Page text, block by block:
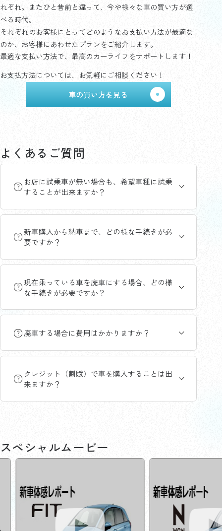
れぞれ。またひと昔前と違って、今や様々な車の買い方が選
べる時代。
それぞれのお客様にとってどのようなお支払い方法が最適な
のか、お客様にあわせたプランをご紹介します。
最適な支払い方法で、最高のカーライフをサポートします！
お支払方法については、お気軽にご相談ください！
車の買い方を見る
よくあるご質問
お店に試乗車が無い場合も、希望車種に試乗
することが出来ますか？
新車購入から納車まで、どの様な手続きが必
要ですか？
現在乗っている車を廃車にする場合、どの様
な手続きが必要ですか？
廃車する場合に費用はかかりますか？
クレジット（割賦）で車を購入することは出
来ますか？
スペシャルムービー